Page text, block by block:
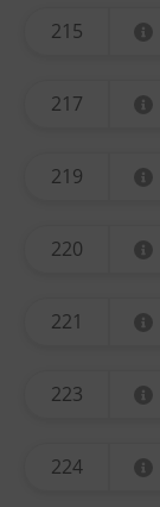
215
217
219
220
221
223
224